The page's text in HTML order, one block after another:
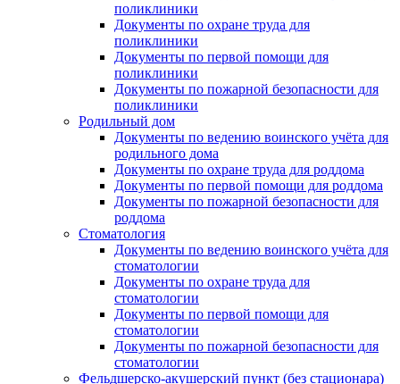
поликлиники
Документы по охране труда для
поликлиники
Документы по первой помощи для
поликлиники
Документы по пожарной безопасности для
поликлиники
Родильный дом
Документы по ведению воинского учёта для
родильного дома
Документы по охране труда для роддома
Документы по первой помощи для роддома
Документы по пожарной безопасности для
роддома
Стоматология
Документы по ведению воинского учёта для
стоматологии
Документы по охране труда для
стоматологии
Документы по первой помощи для
стоматологии
Документы по пожарной безопасности для
стоматологии
Фельдшерско-акушерский пункт (без стационара)